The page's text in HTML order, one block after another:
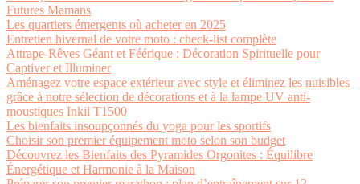
Futures Mamans
Les quartiers émergents où acheter en 2025
Entretien hivernal de votre moto : check-list complète
Attrape-Rêves Géant et Féérique : Décoration Spirituelle pour
Captiver et Illuminer
Aménagez votre espace extérieur avec style et éliminez les nuisibles
grâce à notre sélection de décorations et à la lampe UV anti-
moustiques Inkil T1500
Les bienfaits insoupçonnés du yoga pour les sportifs
Choisir son premier équipement moto selon son budget
Découvrez les Bienfaits des Pyramides Orgonites : Équilibre
Énergétique et Harmonie à la Maison